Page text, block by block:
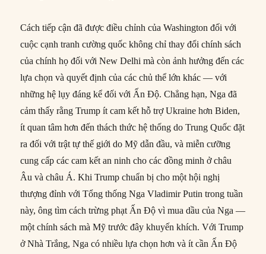
Cách tiếp cận đã được điều chỉnh của Washington đối với
cuộc cạnh tranh cường quốc không chỉ thay đổi chính sách
của chính họ đối với New Delhi mà còn ảnh hưởng đến các
lựa chọn và quyết định của các chủ thể lớn khác — với
những hệ lụy đáng kể đối với Ấn Độ. Chẳng hạn, Nga đã
cảm thấy rằng Trump ít cam kết hỗ trợ Ukraine hơn Biden,
ít quan tâm hơn đến thách thức hệ thống do Trung Quốc đặt
ra đối với trật tự thế giới do Mỹ dẫn đầu, và miễn cưỡng
cung cấp các cam kết an ninh cho các đồng minh ở châu
Âu và châu Á. Khi Trump chuẩn bị cho một hội nghị
thượng đỉnh với Tổng thống Nga Vladimir Putin trong tuần
này, ông tìm cách trừng phạt Ấn Độ vì mua dầu của Nga —
một chính sách mà Mỹ trước đây khuyến khích. Với Trump
ở Nhà Trắng, Nga có nhiều lựa chọn hơn và ít cần Ấn Độ